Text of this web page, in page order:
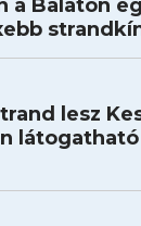
a Balaton
lesz